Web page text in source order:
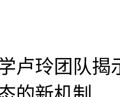
卢玲团队